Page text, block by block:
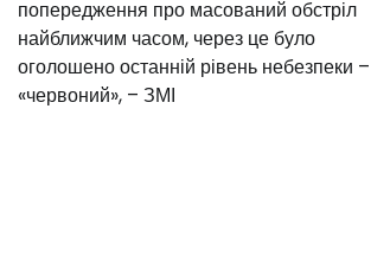
попередження про масований обстріл
найближчим часом, через це було
оголошено останній рівень небезпеки –
«червоний», – ЗМІ